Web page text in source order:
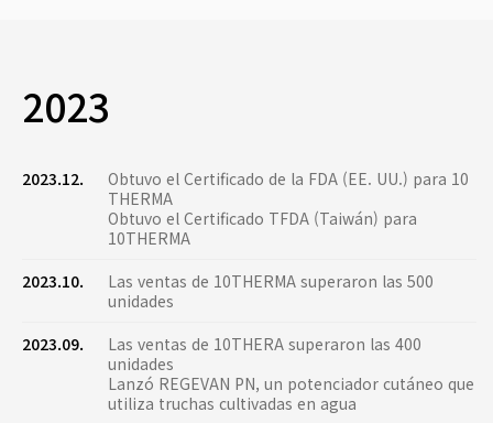
2023
2023.12.
Obtuvo el Certificado de la FDA (EE. UU.) para 10
THERMA
Obtuvo el Certificado TFDA (Taiwán) para
10THERMA
2023.10.
Las ventas de 10THERMA superaron las 500
unidades
2023.09.
Las ventas de 10THERA superaron las 400
unidades
Lanzó REGEVAN PN, un potenciador cutáneo que
utiliza truchas cultivadas en agua